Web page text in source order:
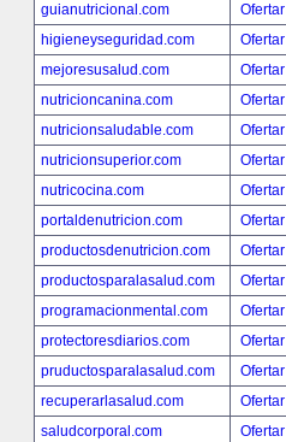
guianutricional.com
higieneyseguridad.com
mejoresusalud.com
nutricioncanina.com
nutricionsaludable.com
nutricionsuperior.com
nutricocina.com
portaldenutricion.com
productosdenutricion.com
productosparalasalud.com
programacionmental.com
protectoresdiarios.com
pruductosparalasalud.com
recuperarlasalud.com
saludcorporal.com